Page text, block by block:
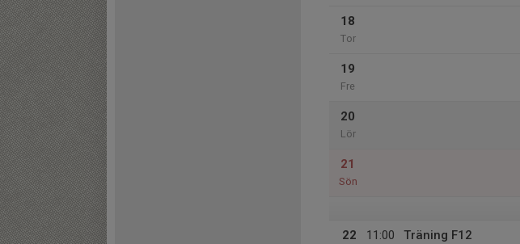
18
Tor
19
Fre
20
Lör
21
Sön
22
11:00
Träning F12